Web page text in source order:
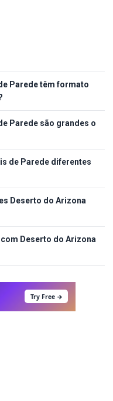
Parede têm formato
Parede são grandes o
de Parede diferentes
Deserto do Arizona
Deserto do Arizona
Try Free →